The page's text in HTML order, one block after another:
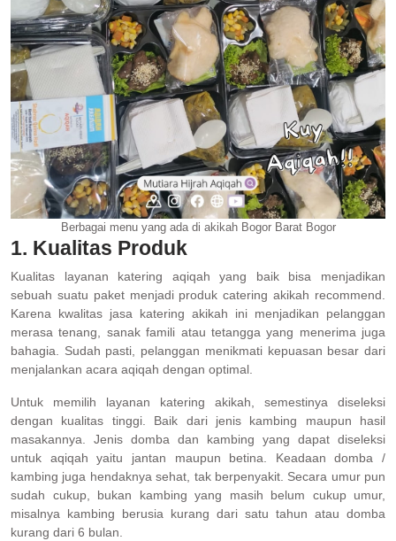
Berbagai menu yang ada di akikah Bogor Barat Bogor
1. Kualitas Produk
Kualitas layanan katering aqiqah yang baik bisa menjadikan
sebuah suatu paket menjadi produk catering akikah recommend.
Karena kwalitas jasa katering akikah ini menjadikan pelanggan
merasa tenang, sanak famili atau tetangga yang menerima juga
bahagia. Sudah pasti, pelanggan menikmati kepuasan besar dari
menjalankan acara aqiqah dengan optimal.
Untuk memilih layanan katering akikah, semestinya diseleksi
dengan kualitas tinggi. Baik dari jenis kambing maupun hasil
masakannya. Jenis domba dan kambing yang dapat diseleksi
untuk aqiqah yaitu jantan maupun betina. Keadaan domba /
kambing juga hendaknya sehat, tak berpenyakit. Secara umur pun
sudah cukup, bukan kambing yang masih belum cukup umur,
misalnya kambing berusia kurang dari satu tahun atau domba
kurang dari 6 bulan.